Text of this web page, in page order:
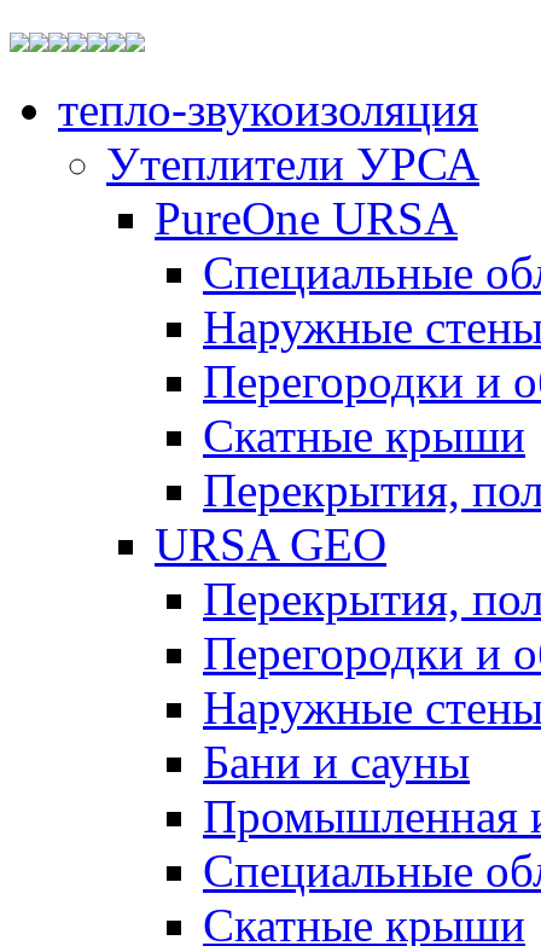
тепло-звукоизоляция
Утеплители УРСА
PureOne URSA
Специальные
Наружные
Перегородки и
Скатные крыши
Перекрытия,
URSA GEO
Перекрытия,
Перегородки и
Наружные
Бани и сауны
Промышленная
Специальные
Скатные крыши